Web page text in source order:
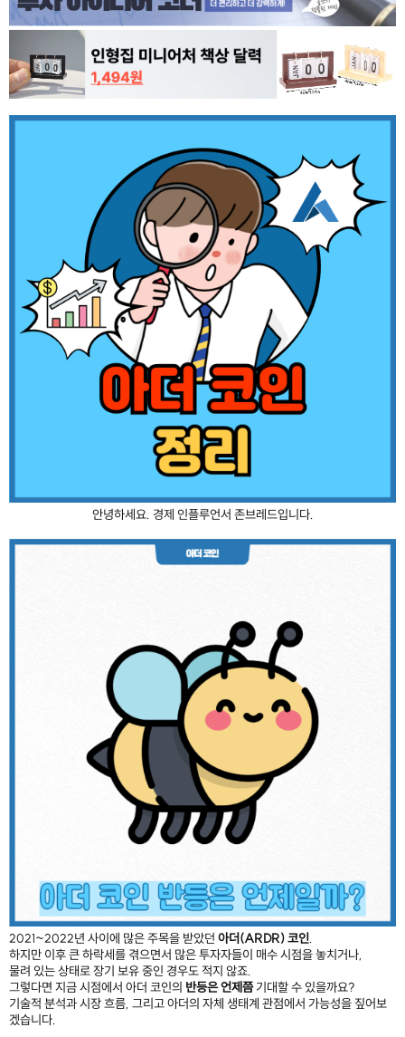
안녕하세요. 경제 인플루언서 존브레드입니다.
2021~2022년 사이에 많은 주목을 받았던 아더(ARDR) 코인.
하지만 이후 큰 하락세를 겪으면서 많은 투자자들이 매수 시점을 놓치거나,
물려 있는 상태로 장기 보유 중인 경우도 적지 않죠.
그렇다면 지금 시점에서 아더 코인의 반등은 언제쯤기대할 수 있을까요?
기술적 분석과 시장 흐름, 그리고 아더의 자체 생태계 관점에서 가능성을 짚어보
겠습니다.